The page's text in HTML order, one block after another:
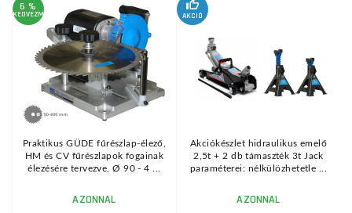
6 %
KEDVEZMÉNY
Praktikus GÜDE fűrészlap-élező,
HM és CV fűrészlapok fogainak
élezésére tervezve, Ø 90 - 4 ...
AZONNAL
AKCIÓ
Akciókészlet hidraulikus emelő
2,5t + 2 db támaszték 3t Jack
paraméterei: nélkülözhetetle ...
AZONNAL